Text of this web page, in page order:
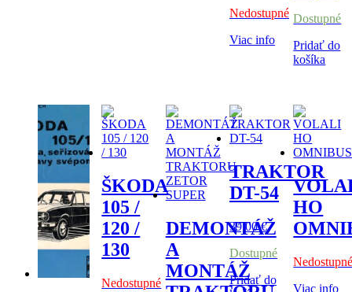
Nedostupné
Viac info
Dostupné
Pridať do
košíka
ŠKODA
105 /
120 /
130
Nedostupné
DEMONTÁŽ
A
MONTÁŽ
TRAKTOR
DT-54
39,00€
Dostupné
Pridať do
HO
Viac info